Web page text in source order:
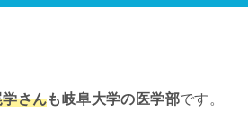
さんも岐阜大学の医学部です。